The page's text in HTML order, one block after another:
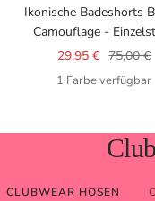
Ikonische Badeshorts
Camouflage -
Angebotspreis
29,95 € Regulärer
Preis
75,00 €
1 Farbe verfügbar
CLUBWEAR HOSEN